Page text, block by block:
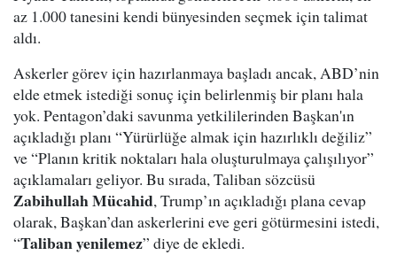
az 1.000 tanesini kendi bünyesinden seçmek için talimat
aldı.
Askerler görev için hazırlanmaya başladı ancak, ABD’nin
elde etmek istediği sonuç için belirlenmiş bir planı hala
yok. Pentagon’daki savunma yetkililerinden Başkan'ın
açıkladığı planı “Yürürlüğe almak için hazırlıklı değiliz”
ve “Planın kritik noktaları hala oluşturulmaya çalışılıyor”
açıklamaları geliyor. Bu sırada, Taliban sözcüsü
Zabihullah Mücahid, Trump’ın açıkladığı plana cevap
olarak, Başkan’dan askerlerini eve geri götürmesini istedi,
“Taliban yenilemez” diye de ekledi.